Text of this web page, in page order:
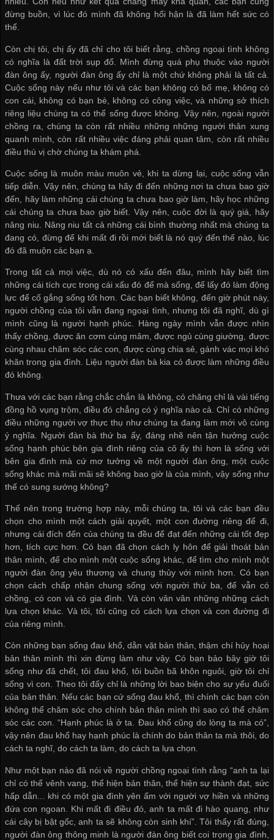
đừng buồn, vì lúc đó mình đã không hối hận là đã làm hết sức có
thể.
Còn chị tôi, chị ấy đã chỉ cho tôi biết rằng, chồng ngoại tình không
có nghĩa là đất trời sụp đổ. Mình đừng quá phụ thuộc vào người
đàn ông ấy, người đàn ông ấy chỉ là một chứ không phải là tất cả.
Cuộc sống này nếu như tôi và các bạn không có bố mẹ, không có
con cái, không có bạn bè, không có công việc, và những sở thích
riêng liệu chúng ta có thể sống được không. Vậy nên, ngoài người
chồng ra, chúng ta còn rất nhiều những những người thân xung
quanh mình, còn rất nhiều việc đáng phải quan tâm, còn rất nhiều
điều thú vị chờ chúng ta khám phá.
Cuộc sống là muôn màu muôn vẻ, khi ta dừng lại, cuộc sống vẫn
tiếp diễn. Vậy nên, chúng ta hãy đi đến những nơi ta chưa bao giờ
đến, hãy làm những cái chúng ta chưa bao giờ làm, hãy học những
cái chúng ta chưa bao giờ biết. Vậy nên, cuộc đời là quý giá, hãy
nâng niu. Nâng niu tất cả những cái bình thường nhất mà chúng ta
đang có, đừng để khi mất đi rồi mới biết là nó quý đến thế nào, lúc
đó đã muộn các bạn ạ.
Trong tất cả mọi việc, dù nó có xấu đến đâu, mình hãy biết tìm
những cái tích cực trong cái xấu đó để mà sống, để lấy đó làm động
lực để cố gắng sống tốt hơn. Các bạn biết không, đến giờ phút này,
người chồng của tôi vẫn đang ngoại tình, nhưng tôi đã nghĩ, dù gì
mình cũng là người hạnh phúc. Hàng ngày mình vẫn được nhìn
thấy chồng, được ăn cơm cùng mâm, được ngủ cùng giường, được
cùng nhau chăm sóc các con, được cùng chia sẻ, gánh vác mọi khó
khăn trong gia đình. Liệu người đàn bà kia có được làm những điều
đó không.
Thưa với các bạn rằng chắc chắn là không, có chăng chỉ là vài tiếng
đồng hồ vụng trộm, điều đó chẳng có ý nghĩa nào cả. Chỉ có những
điều những người vợ thực thụ như chúng ta đang làm mới vô cùng
ý nghĩa. Người đàn bà thứ ba ấy, đáng nhẽ nên tận hưởng cuộc
sống hạnh phúc bên gia đình riêng của cô ấy thì hơn là sống với
bên gia đình mà cứ mơ tưởng về một người đàn ông, một cuộc
sống khác mà mãi mãi sẽ không bao giờ là của mình, vậy sống như
thế có sung sướng không?
Thế nên trong trường hợp này, mỗi chúng ta, tôi và các bạn đều
chọn cho mình một cách giải quyết, một con đường riêng để đi,
nhưng cái đích đến của chúng ta đều để đạt đến những cái tốt đẹp
hơn, tích cực hơn. Có bạn đã chọn cách ly hôn để giải thoát bản
thân mình, để cho mình một cuộc sống khác, để tìm cho mình một
người đàn ông yêu thương và chung thủy với mình hơn. Có bạn
chọn cách chấp nhận chung sống với người thứ ba, để vẫn có
chồng, có con và có gia đình. Và còn vân vân những những cách
lựa chọn khác. Và tôi, tôi cũng có cách lựa chọn và con đường đi
của riêng mình.
Còn những bạn sống đau khổ, dằn vặt bản thân, thậm chí hủy hoại
bản thân mình thì xin đừng làm như vậy. Có bạn bảo bây giờ tôi
sống như đã chết, tôi đau khổ, tôi buồn bã khôn nguôi, giờ tôi chỉ
sống vì con. Theo tôi đấy chỉ là những lời bao biện cho sự yếu đuối
của bản thân. Nếu các bạn cứ sống đau khổ, thì chính các bạn còn
không thể chăm sóc cho chính bản thân mình thì sao có thể chăm
sóc các con. “Hạnh phúc là ở ta. Đau khổ cũng do lòng ta mà có”,
vậy nên đau khổ hay hạnh phúc là chính do bản thân ta mà thôi, do
cách ta nghĩ, do cách ta làm, do cách ta lựa chọn.
Như một bạn nào đã nói về người chồng ngoại tình rằng “anh ta lại
chỉ có thể vênh vang, thể hiện bản thân, thể hiện sự thành đạt, sức
hấp dẫn... khi có một gia đình yên ấm với người vợ hiền và những
đứa con ngoan. Khi mất đi điều đó, anh ta mất đi hào quang, như
cái cây bị bật gốc, anh ta sẽ không còn sinh khí”. Tôi thấy rất đúng,
người đàn ông thông minh là người đàn ông biết coi trọng gia đình,